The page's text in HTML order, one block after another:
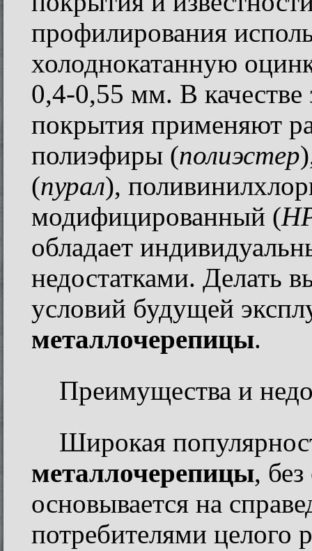
профилирования
холоднокатанную
0,4-0,55 мм. В качестве
покрытия применяют
полиэфиры (полиэстер
(пурал),
модифицированный (
обладает
недостатками. Делать
условий будущей
металлочерепицы.
Преимущества и
Широкая
металлочерепицы,
основывается на
потребителями целого